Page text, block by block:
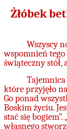
Żłóbek
Wszyscy
wspomnień
świąteczny
Tajemnica
które przyjęło
Go ponad
Boskim życiu.
stać się
własnego